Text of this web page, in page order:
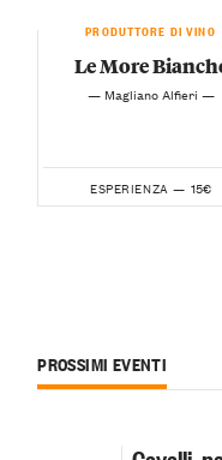
PRODUTTORE DI VINO
Le More
— Magliano Alfieri —
ESPERIENZA — 15€
PROSSIMI EVENTI